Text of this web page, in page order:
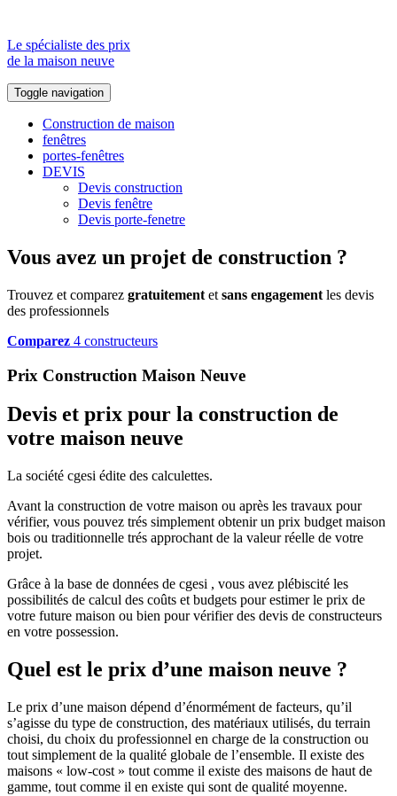
Le spécialiste des prix
de la maison neuve
Toggle navigation
Construction de maison
fenêtres
portes-fenêtres
DEVIS
Devis construction
Devis fenêtre
Devis porte-fenetre
Vous avez un projet de construction ?
Trouvez et comparez gratuitement et sans engagement les devis
des professionnels
Comparez 4 constructeurs
Prix Construction Maison Neuve
Devis et prix pour la construction de
votre maison neuve
La société cgesi édite des calculettes.
Avant la construction de votre maison ou après les travaux pour
vérifier, vous pouvez trés simplement obtenir un prix budget maison
bois ou traditionnelle trés approchant de la valeur réelle de votre
projet.
Grâce à la base de données de cgesi , vous avez plébiscité les
possibilités de calcul des coûts et budgets pour estimer le prix de
votre future maison ou bien pour vérifier des devis de constructeurs
en votre possession.
Quel est le prix d’une maison neuve ?
Le prix d’une maison dépend d’énormément de facteurs, qu’il
s’agisse du type de construction, des matériaux utilisés, du terrain
choisi, du choix du professionnel en charge de la construction ou
tout simplement de la qualité globale de l’ensemble. Il existe des
maisons « low-cost » tout comme il existe des maisons de haut de
gamme, tout comme il en existe qui sont de qualité moyenne.